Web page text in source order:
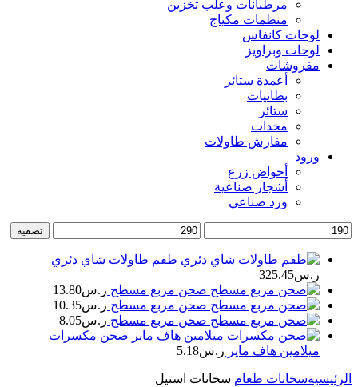
مرطبانات وعلب تخزين
منظمات مكياج
لوحات كانفاس
لوحات وبراويز
مفروشات
أعمدة ستائر
بطانيات
ستائر
مخدات
مفارش طاولات
ورود
أحواض زرع
أشجار صناعية
ورد صناعي
أدنى
أعلى
تصفية
طقم طاولات شاي دئري
ر.س325.45
صحن مربع مسطح ر.س13.80
صحن مربع مسطح ر.س10.35
صحن مربع مسطح ر.س8.05
صحن مكسرات
ميلامين هاف ماير ر.س5.18
الرئيسيةسخانات طعام سخانات استيل